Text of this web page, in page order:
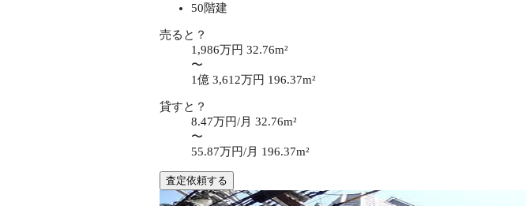
50階建
売ると？
1,986万円 32.76m²
〜
1億 3,612万円 196.37m²
貸すと？
8.47万円/月 32.76m²
〜
55.87万円/月 196.37m²
査定依頼する